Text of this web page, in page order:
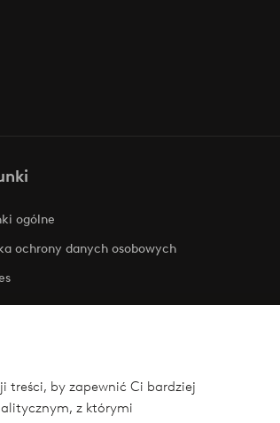
treści, by zapewnić Ci bardziej
z którymi
ogólne
ochrony danych osobowych